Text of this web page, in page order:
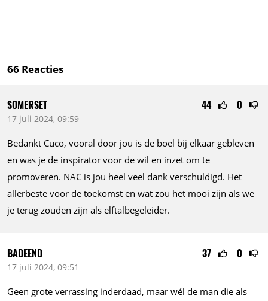
66 Reacties
44 0
SOMERSET
17 juli 2024, 09:59
Bedankt Cuco, vooral door jou is de boel bij elkaar gebleven
en was je de inspirator voor de wil en inzet om te
promoveren. NAC is jou heel veel dank verschuldigd. Het
allerbeste voor de toekomst en wat zou het mooi zijn als we
je terug zouden zijn als elftalbegeleider.
37 0
BADEEND
17 juli 2024, 09:51
Geen grote verrassing inderdaad, maar wél de man die als